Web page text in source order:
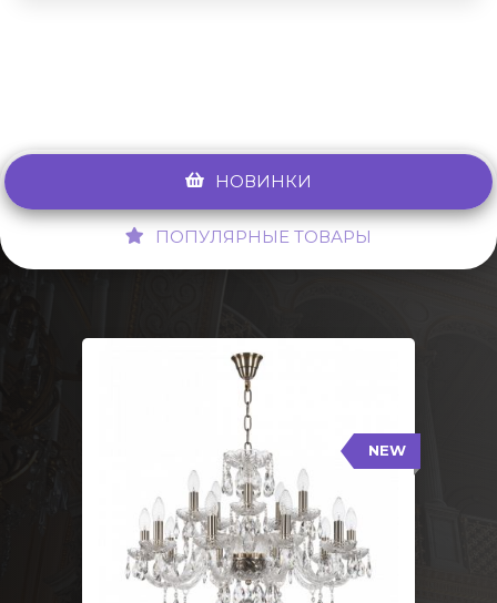
НОВИНКИ
ПОПУЛЯРНЫЕ ТОВАРЫ
NEW
117/10+5/240 Pa
Тип: Стеклянный рожок
Цвет арматуры: Патина/
Кол-во ламп: 15